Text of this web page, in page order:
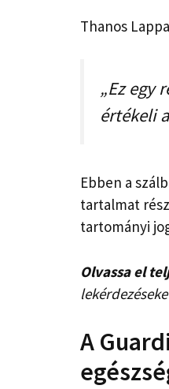
Thanos
„Ez egy
értékeli
Ebben a
tartalmat
tartományi
Olvassa el
A